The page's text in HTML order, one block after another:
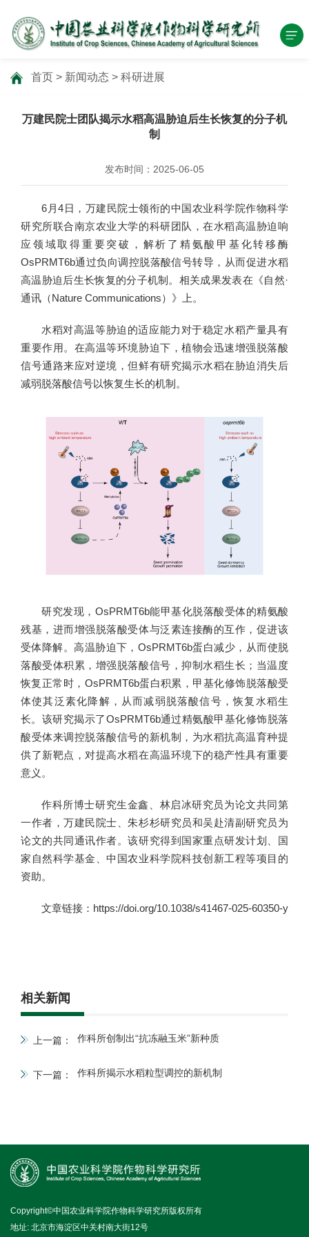
首页 > 新闻动态 > 科研进展
万建民院士团队揭示水稻高温胁迫后生长恢复的分子机
制
发布时间：2025-06-05
6月4日，万建民院士领衔的中国农业科学院作物科学
研究所联合南京农业大学的科研团队，在水稻高温胁迫响
应领域取得重要突破，解析了精氨酸甲基化转移酶
OsPRMT6b通过负向调控脱落酸信号转导，从而促进水稻
高温胁迫后生长恢复的分子机制。相关成果发表在《自然·
通讯（Nature Communications）》上。
水稻对高温等胁迫的适应能力对于稳定水稻产量具有
重要作用。在高温等环境胁迫下，植物会迅速增强脱落酸
信号通路来应对逆境，但鲜有研究揭示水稻在胁迫消失后
减弱脱落酸信号以恢复生长的机制。
研究发现，OsPRMT6b能甲基化脱落酸受体的精氨酸
残基，进而增强脱落酸受体与泛素连接酶的互作，促进该
受体降解。高温胁迫下，OsPRMT6b蛋白减少，从而使脱
落酸受体积累，增强脱落酸信号，抑制水稻生长；当温度
恢复正常时，OsPRMT6b蛋白积累，甲基化修饰脱落酸受
体使其泛素化降解，从而减弱脱落酸信号，恢复水稻生
长。该研究揭示了OsPRMT6b通过精氨酸甲基化修饰脱落
酸受体来调控脱落酸信号的新机制，为水稻抗高温育种提
供了新靶点，对提高水稻在高温环境下的稳产性具有重要
意义。
作科所博士研究生金鑫、林启冰研究员为论文共同第
一作者，万建民院士、朱杉杉研究员和吴赴清副研究员为
论文的共同通讯作者。该研究得到国家重点研发计划、国
家自然科学基金、中国农业科学院科技创新工程等项目的
资助。
文章链接：https://doi.org/10.1038/s41467-025-60350-y
相关新闻
上一篇： 作科所创制出“抗冻融玉米”新种质
下一篇： 作科所揭示水稻粒型调控的新机制
Copyright©中国农业科学院作物科学研究所版权所有
地址: 北京市海淀区中关村南大街12号